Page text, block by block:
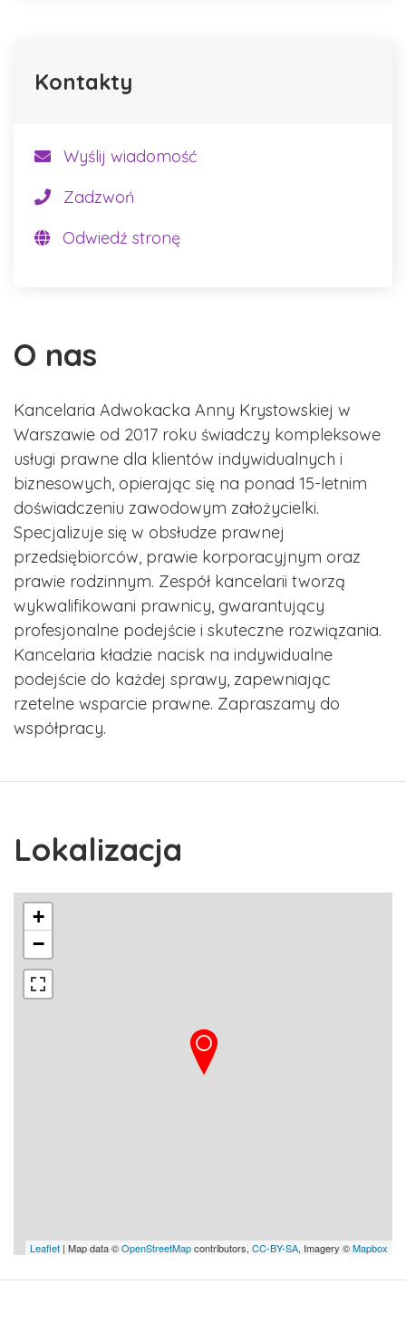
O nas
Kancelaria Adwokacka Anny Krystowskiej w
Warszawie od 2017 roku świadczy kompleksowe
usługi prawne dla klientów indywidualnych i
biznesowych, opierając się na ponad 15-letnim
doświadczeniu zawodowym założycielki.
Specjalizuje się w obsłudze prawnej
przedsiębiorców, prawie korporacyjnym oraz
prawie rodzinnym. Zespół kancelarii tworzą
wykwalifikowani prawnicy, gwarantujący
profesjonalne podejście i skuteczne rozwiązania.
Kancelaria kładzie nacisk na indywidualne
podejście do każdej sprawy, zapewniając
rzetelne wsparcie prawne. Zapraszamy do
współpracy.
Lokalizacja
+
−
Leaflet | Map data ©OpenStreetMapcontributors, CC-BY-SA, Imagery ©Mapbox
Kontakty
Wyślij wiadomość
Zadzwoń
Odwiedź stronę